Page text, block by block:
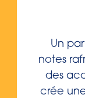
Un
notes
des
crée